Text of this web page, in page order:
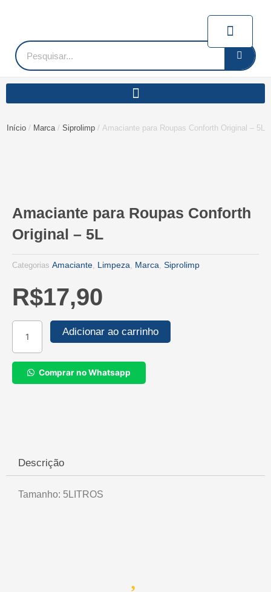
conteúdoPesquisar
Início/ Marca/ Siprolimp/ Amaciante para Roupas Conforth Original – 5L
Amaciante para Roupas Conforth
Original – 5L
Categorias Amaciante, Limpeza, Marca, Siprolimp
R$17,90
para
Roupas
Conforth
Original
Adicionar ao carrinho
Comprar no Whatsapp
Descrição
Tamanho: 5LITROS